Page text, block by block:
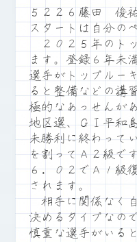
５２２６藤田 俊
スタートは自分の
２０２５年のト
ます。登録６年未
選手がトップルー
ると整備などの
極的なあっせんが
地区選、ＧⅠ平和
未勝利に終わって
を割ってＡ２級で
６．０２でＡ１級
されます。
相手に関係なく
決めるタイプなの
慎重な選手がいる